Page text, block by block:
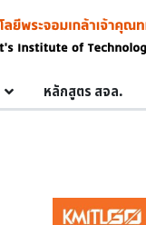
หลักสูตร สจล.